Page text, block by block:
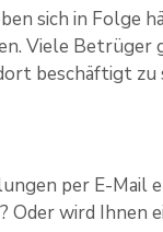
sich in Folge
Viele Betrüger
beschäftigt zu
per E-Mail
Oder wird